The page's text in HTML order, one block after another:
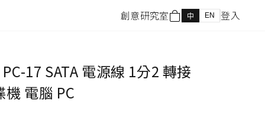
創意研究室 中 EN 登入
17 SATA 電源線 1分2 轉接
電腦 PC